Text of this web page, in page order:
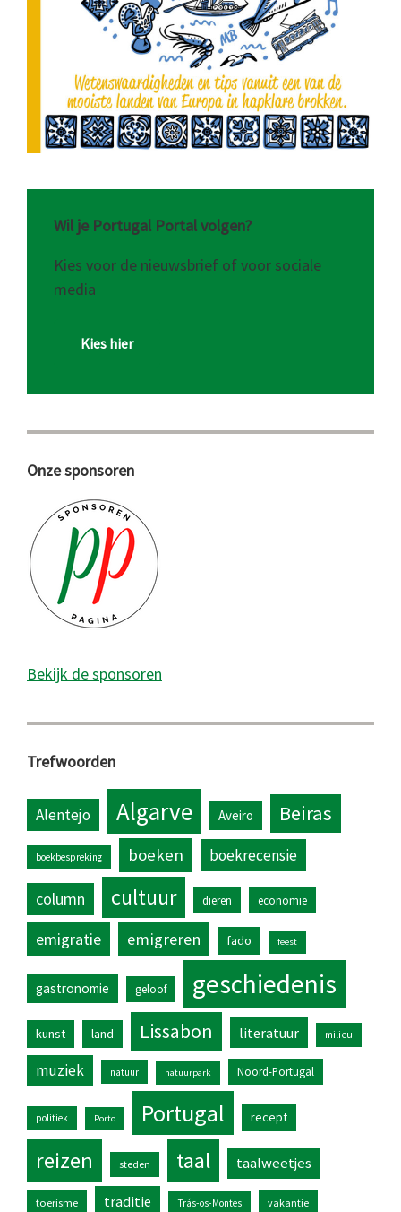
Wil je Portugal Portal volgen?
Kies voor de nieuwsbrief of voor sociale
media
Kies hier
Onze sponsoren
Bekijk de sponsoren
Trefwoorden
Alentejo Algarve Aveiro Beiras
boekbespreking boeken boekrecensie
column cultuur dieren economie
emigratie emigreren fado feest
gastronomie geloof geschiedenis
kunst land Lissabon literatuur milieu
muziek natuur natuurpark Noord-Portugal
politiek Porto Portugal recept
reizen steden taal taalweetjes
toerisme traditie Trás-os-Montes vakantie